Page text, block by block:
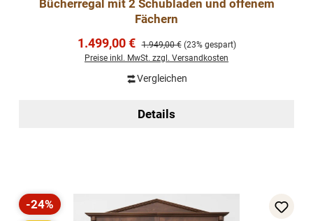
Bücherregal mit 2 Schubladen und offenem
Fächern
Verkaufspreis:
1.499,00 € Regulärer Preis:
1.949,00 € (23% gespart)
Preise inkl. MwSt. zzgl. Versandkosten
Vergleichen
Details
Rabatt
-24%